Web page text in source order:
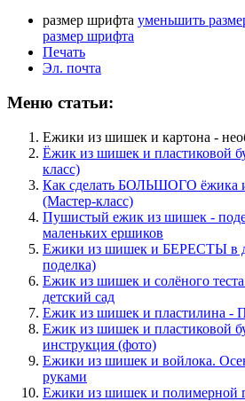
размер шрифта уменьшить
размер шрифта
Печать
Эл. почта
Меню статьи:
Ежики из шишек и картона -
Ёжик из шишек и пластиковой
класс)
Как сделать БОЛЬШОГО ёжика
(Мастер-класс)
Пушистый ежик из шишек -
маленьких ершиков
Ежики из шишек и БЕРЕСТЫ в
поделка)
Ежик из шишек и солёного
детский сад
Ежик из шишек и пластилина -
Ежик из шишек и пластиковой
инструкция (фото)
Ежики из шишек и войлока.
руками
Ежики из шишек и полимерной